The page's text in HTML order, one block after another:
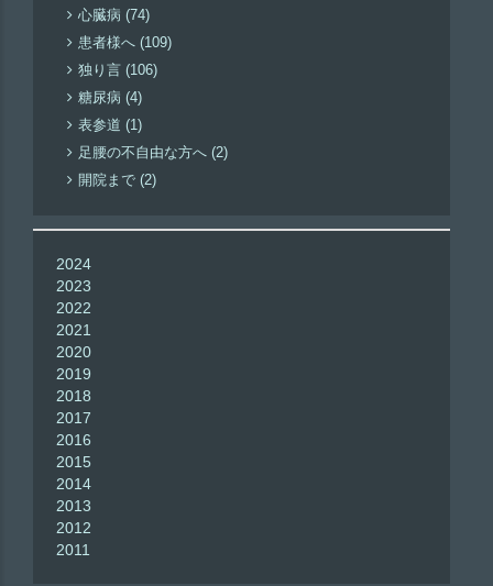
心臓病 (74)
患者様へ (109)
独り言 (106)
糖尿病 (4)
表参道 (1)
足腰の不自由な方へ (2)
開院まで (2)
2024
2023
2022
2021
2020
2019
2018
2017
2016
2015
2014
2013
2012
2011